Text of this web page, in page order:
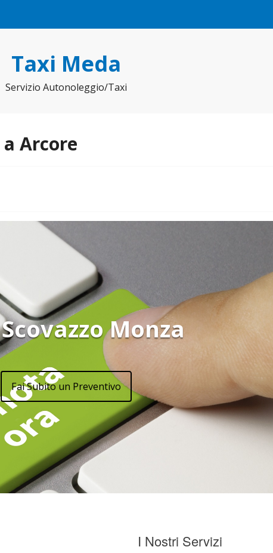
Taxi Meda
Servizio Autonoleggio/Taxi
Arcore
Monza
Fai Subito un Preventivo
I Nostri Servizi